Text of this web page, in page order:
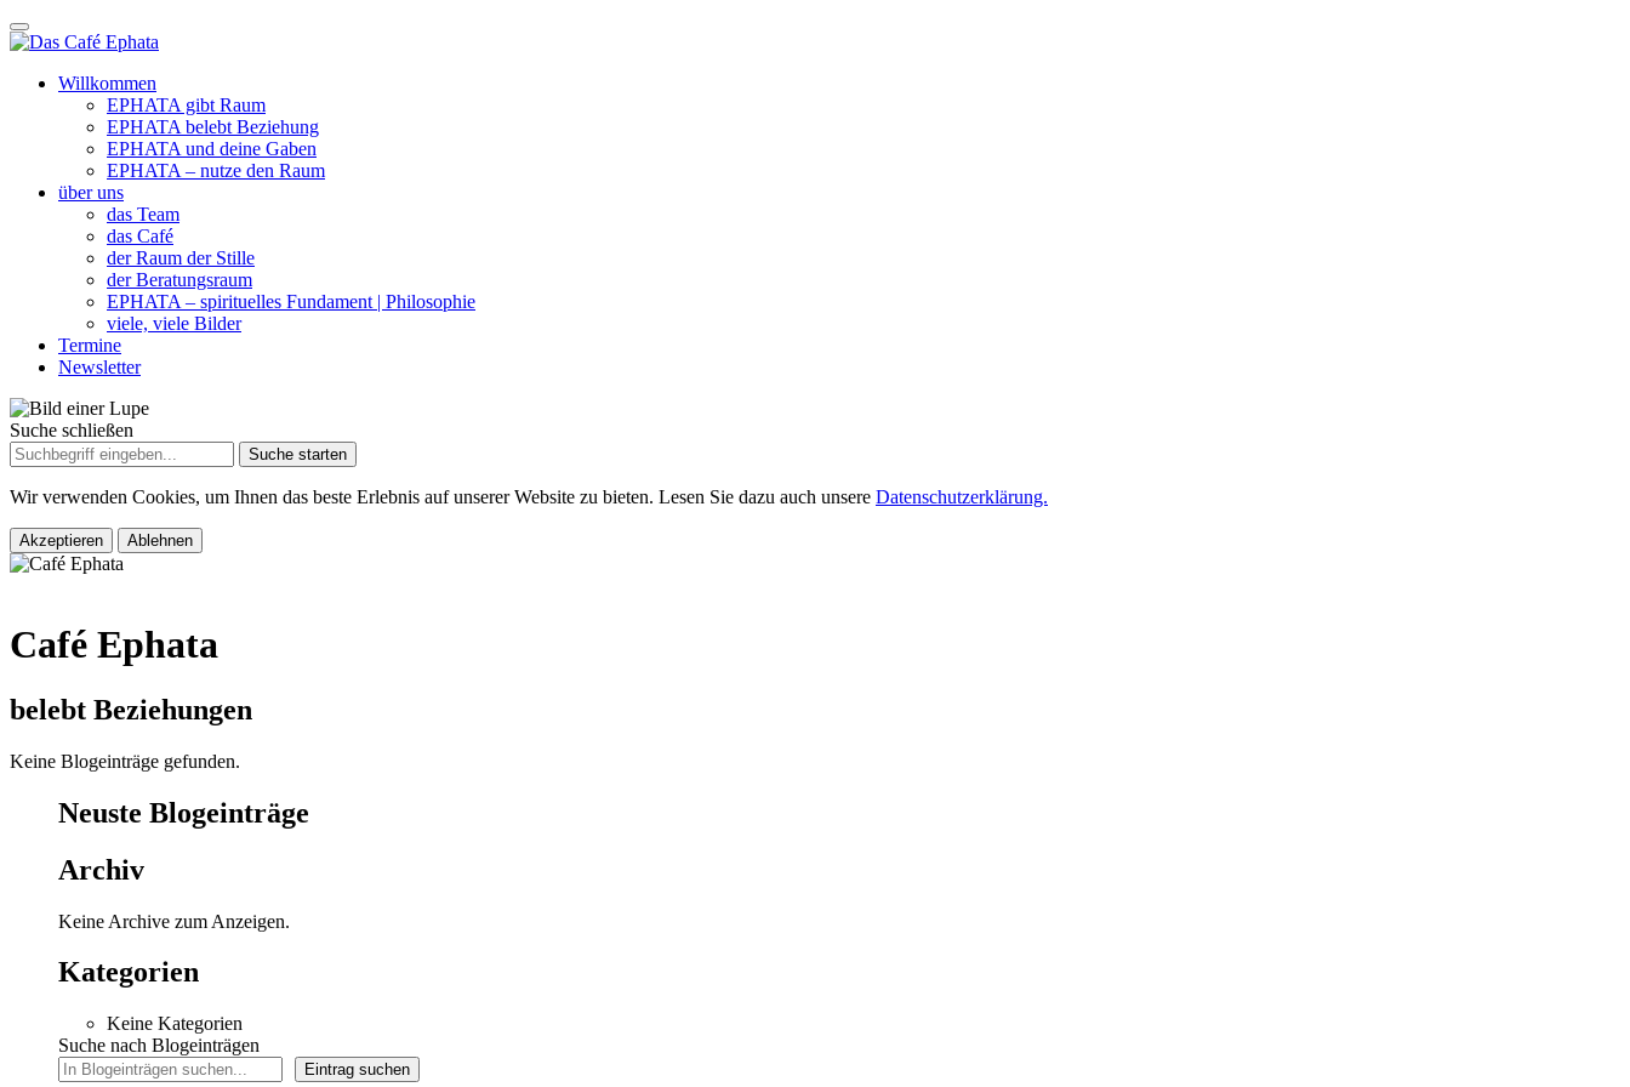
Willkommen
EPHATA gibt Raum
EPHATA belebt Beziehung
EPHATA und deine Gaben
EPHATA – nutze den Raum
über uns
das Team
das Café
der Raum der Stille
der Beratungsraum
EPHATA – spirituelles Fundament | Philosophie
viele, viele Bilder
Termine
Newsletter
Suche schließen
Suche
nach:
Wir verwenden Cookies, um Ihnen das beste Erlebnis auf unserer Website zu bieten. Lesen Sie dazu auch unsere Datenschutzerklärung.
Akzeptieren Ablehnen
Café Ephata
belebt Beziehungen
Keine Blogeinträge gefunden.
Neuste Blogeinträge
Archiv
Keine Archive zum Anzeigen.
Kategorien
Keine Kategorien
Suche nach Blogeinträgen
Eintrag suchen